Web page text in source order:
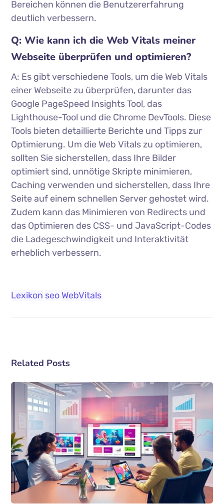
Bereichen können die Benutzererfahrung
deutlich verbessern.
Q: Wie kann ich die Web Vitals meiner
Webseite überprüfen und optimieren?
A: Es gibt verschiedene Tools, um die Web Vitals
einer Webseite zu überprüfen, darunter das
Google PageSpeed Insights Tool, das
Lighthouse-Tool und die Chrome DevTools. Diese
Tools bieten detaillierte Berichte und Tipps zur
Optimierung. Um die Web Vitals zu optimieren,
sollten Sie sicherstellen, dass Ihre Bilder
optimiert sind, unnötige Skripte minimieren,
Caching verwenden und sicherstellen, dass Ihre
Seite auf einem schnellen Server gehostet wird.
Zudem kann das Minimieren von Redirects und
das Optimieren des CSS- und JavaScript-Codes
die Ladegeschwindigkeit und Interaktivität
erheblich verbessern.
Lexikon seo WebVitals
Related Posts